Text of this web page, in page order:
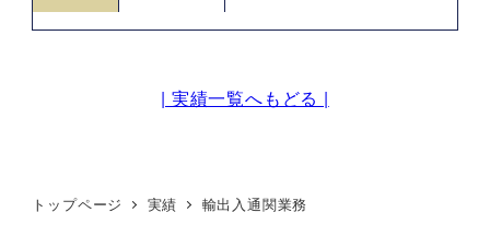
| 実績一覧へもどる |
トップページ 実績 輸出入通関業務